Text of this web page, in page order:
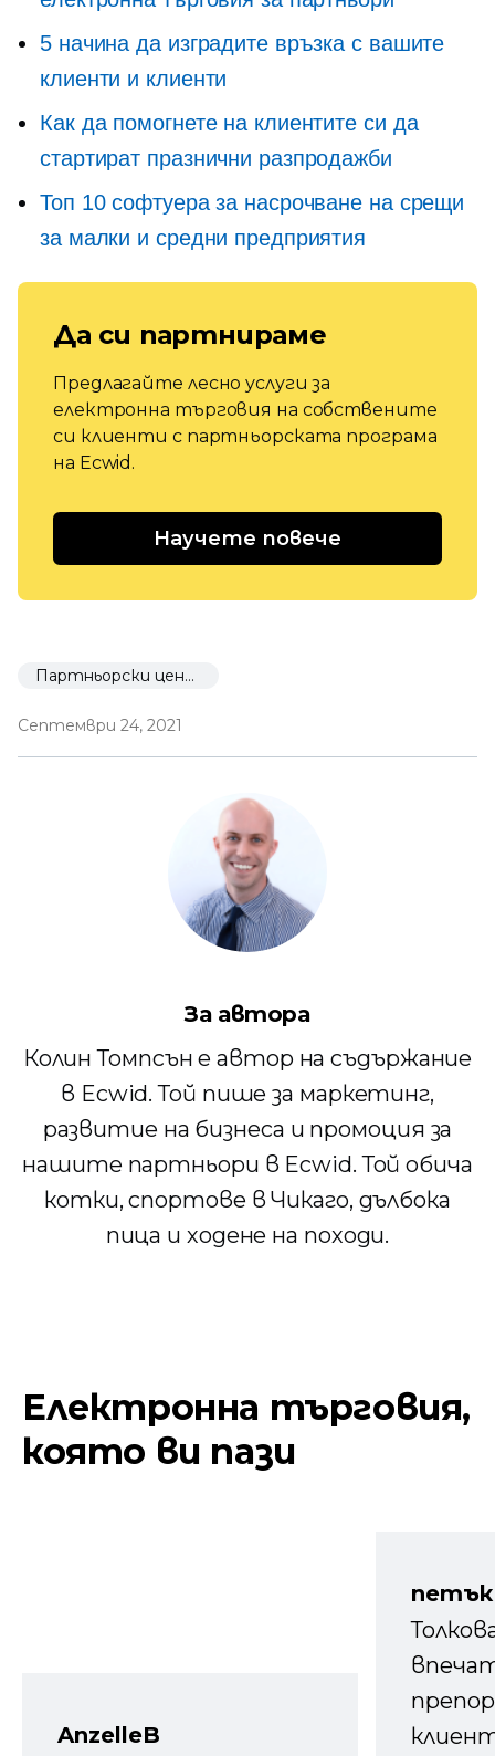
5 начина да изградите връзка с вашите
клиенти и клиенти
Как да помогнете на клиентите си да
стартират празнични разпродажби
Топ 10 софтуера за насрочване на срещи
за малки и средни предприятия
Да си партнираме
Предлагайте лесно услуги за
електронна търговия на собствените
си клиенти с партньорската програма
на Ecwid.
Научете повече
Партньорски център
Септември 24, 2021
За автора
Колин Томпсън е автор на съдържание
в Ecwid. Той пише за маркетинг,
развитие на бизнеса и промоция за
нашите партньори в Ecwid. Той обича
котки, спортове в Чикаго, дълбока
пица и ходене на походи.
Електронна търговия,
която ви пази
AnzelleB